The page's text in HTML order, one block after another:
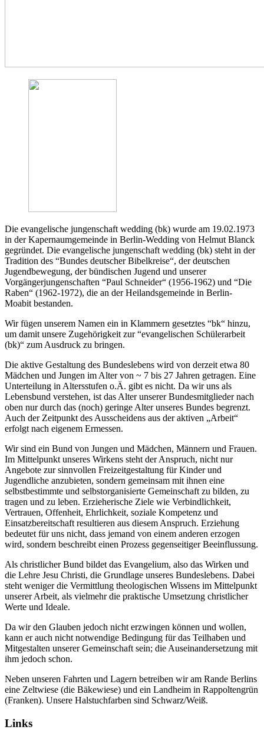
Die evangelische jungenschaft wedding (bk) wurde am 19.02.1973
in der Kapernaumgemeinde in Berlin-Wedding von Helmut Blanck
gegründet. Die evangelische jungenschaft wedding (bk) steht in der
Tradition des “Bundes deutscher Bibelkreise“, der deutschen
Jugendbewegung, der bündischen Jugend und unserer
Vorgängerjungenschaften “Paul Schneider“ (1956-1962) und “Die
Raben“ (1962-1972), die an der Heilandsgemeinde in Berlin-
Moabit bestanden.
Wir fügen unserem Namen ein in Klammern gesetztes “bk“ hinzu,
um damit unsere Zugehörigkeit zur “evangelischen Schülerarbeit
(bk)“ zum Ausdruck zu bringen.
Die aktive Gestaltung des Bundeslebens wird von derzeit etwa 80
Mädchen und Jungen im Alter von ~ 7 bis 27 Jahren getragen. Eine
Unterteilung in Altersstufen o.Ä. gibt es nicht. Da wir uns als
Lebensbund verstehen, ist das Alter unserer Bundesmitglieder nach
oben nur durch das (noch) geringe Alter unseres Bundes begrenzt.
Auch der Zeitpunkt des Ausscheidens aus der aktiven „Arbeit“
erfolgt nach eigenem Ermessen.
Wir sind ein Bund von Jungen und Mädchen, Männern und Frauen.
Im Mittelpunkt unseres Wirkens steht der Anspruch, nicht nur
Angebote zur sinnvollen Freizeitgestaltung für Kinder und
Jugendliche anzubieten, sondern gemeinsam mit ihnen eine
selbstbestimmte und selbstorganisierte Gemeinschaft zu bilden, zu
tragen und zu leben. Erzieherische Ziele wie Verbindlichkeit,
Vertrauen, Offenheit, Ehrlichkeit, soziale Kompetenz und
Einsatzbereitschaft resultieren aus diesem Anspruch. Erziehung
bedeutet für uns nicht, dass jemand von einem anderen erzogen
wird, sondern beschreibt einen Prozess gegenseitiger Beeinflussung.
Als christlicher Bund bildet das Evangelium, also das Wirken und
die Lehre Jesu Christi, die Grundlage unseres Bundeslebens. Dabei
steht weniger die Vermittlung theologischen Wissens im Mittelpunkt
unserer Arbeit, als vielmehr die praktische Umsetzung christlicher
Werte und Ideale.
Da wir den Glauben jedoch nicht erzwingen können und wollen,
kann er auch nicht notwendige Bedingung für das Teilhaben und
Mitgestalten unserer Gemeinschaft sein; die Auseinandersetzung mit
ihm jedoch schon.
Neben unseren Fahrten und Lagern betreiben wir am Rande Berlins
eine Zeltwiese (die Bäkewiese) und ein Landheim in Rappoltengrün
(Franken). Unsere Halstuchfarben sind Schwarz/Weiß.
Links